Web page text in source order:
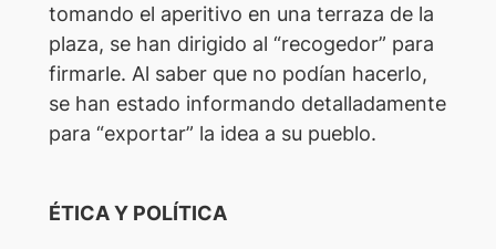
tomando el aperitivo en una terraza de la
plaza, se han dirigido al “recogedor” para
firmarle. Al saber que no podían hacerlo,
se han estado informando detalladamente
para “exportar” la idea a su pueblo.
ÉTICA Y POLÍTICA